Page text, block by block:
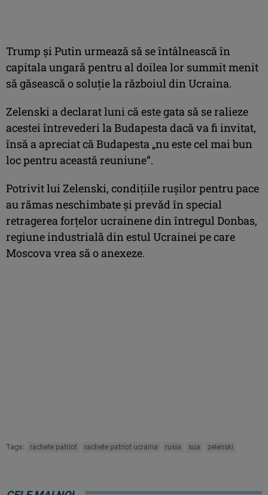
Trump şi Putin urmează să se întâlnească în
capitala ungară pentru al doilea lor summit menit
să găsească o soluţie la războiul din Ucraina.
Zelenski a declarat luni că este gata să se ralieze
acestei întrevederi la Budapesta dacă va fi invitat,
însă a apreciat că Budapesta „nu este cel mai bun
loc pentru această reuniune”.
Potrivit lui Zelenski, condiţiile ruşilor pentru pace
au rămas neschimbate şi prevăd în special
retragerea forţelor ucrainene din întregul Donbas,
regiune industrială din estul Ucrainei pe care
Moscova vrea să o anexeze.
Tags: rachete patriot rachete patriot ucraina rusia sua zelenski